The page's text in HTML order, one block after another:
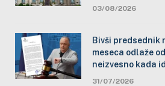
03/08/2026
Bivši predsednik
meseca odlaže
neizvesno kada
31/07/2026